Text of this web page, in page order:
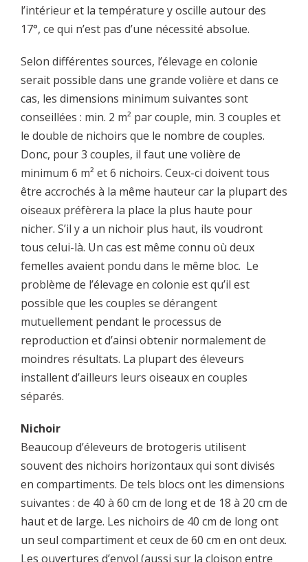
l’intérieur et la température y oscille autour des
17°, ce qui n’est pas d’une nécessité absolue.
Selon différentes sources, l’élevage en colonie
serait possible dans une grande volière et dans ce
cas, les dimensions minimum suivantes sont
conseillées : min. 2 m² par couple, min. 3 couples et
le double de nichoirs que le nombre de couples.
Donc, pour 3 couples, il faut une volière de
minimum 6 m² et 6 nichoirs. Ceux-ci doivent tous
être accrochés à la même hauteur car la plupart des
oiseaux préfèrera la place la plus haute pour
nicher. S’il y a un nichoir plus haut, ils voudront
tous celui-là. Un cas est même connu où deux
femelles avaient pondu dans le même bloc. Le
problème de l’élevage en colonie est qu’il est
possible que les couples se dérangent
mutuellement pendant le processus de
reproduction et d’ainsi obtenir normalement de
moindres résultats. La plupart des éleveurs
installent d’ailleurs leurs oiseaux en couples
séparés.
Nichoir
Beaucoup d’éleveurs de brotogeris utilisent
souvent des nichoirs horizontaux qui sont divisés
en compartiments. De tels blocs ont les dimensions
suivantes : de 40 à 60 cm de long et de 18 à 20 cm de
haut et de large. Les nichoirs de 40 cm de long ont
un seul compartiment et ceux de 60 cm en ont deux.
Les ouvertures d’envol (aussi sur la cloison entre